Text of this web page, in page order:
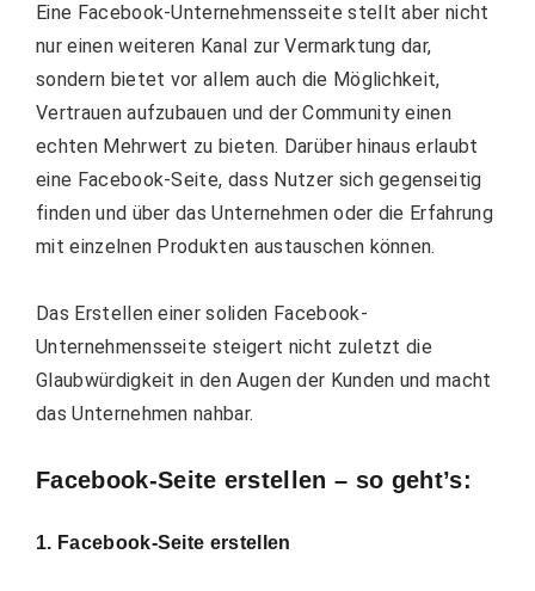
Eine Facebook-Unternehmensseite stellt aber nicht
nur einen weiteren Kanal zur Vermarktung dar,
sondern bietet vor allem auch die Möglichkeit,
Vertrauen aufzubauen und der Community einen
echten Mehrwert zu bieten. Darüber hinaus erlaubt
eine Facebook-Seite, dass Nutzer sich gegenseitig
finden und über das Unternehmen oder die Erfahrung
mit einzelnen Produkten austauschen können.
Das Erstellen einer soliden Facebook-
Unternehmensseite steigert nicht zuletzt die
Glaubwürdigkeit in den Augen der Kunden und macht
das Unternehmen nahbar.
Facebook-Seite erstellen – so geht’s:
1. Facebook-Seite erstellen